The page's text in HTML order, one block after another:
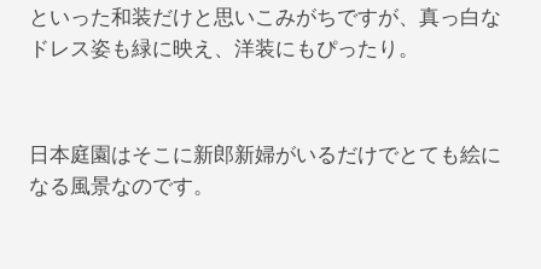
といった和装だけと思いこみがちですが、真っ白な
ドレス姿も緑に映え、洋装にもぴったり。
日本庭園はそこに新郎新婦がいるだけでとても絵に
なる風景なのです。